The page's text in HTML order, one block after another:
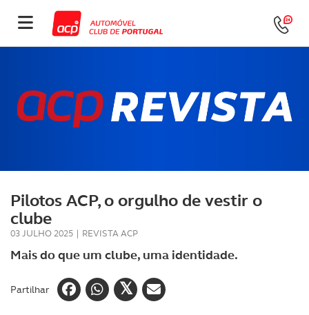
Pilotos ACP, o orgulho de vestir o
clube
03 JULHO 2025 | REVISTA ACP
Mais do que um clube, uma identidade.
Partilhar